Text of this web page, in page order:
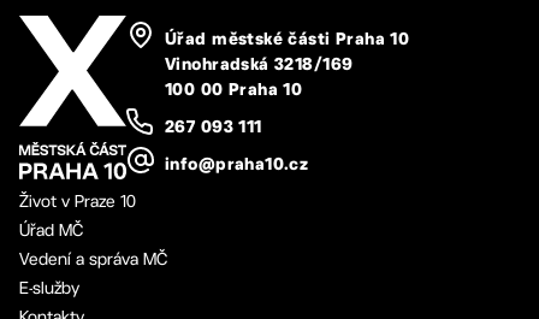
Úřad městské části Praha 10
Vinohradská 3218/169
100 00 Praha 10
267 093 111
info@praha10.cz
Život v Praze 10
Úřad MČ
Vedení a správa MČ
E-služby